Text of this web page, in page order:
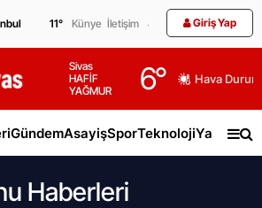
11° Künye İletişim Giriş Yap
Sivas
HAFİF
YAĞMUR
6° Hava
GündemAsayişSporTeknolojiYaşam
Haberleri